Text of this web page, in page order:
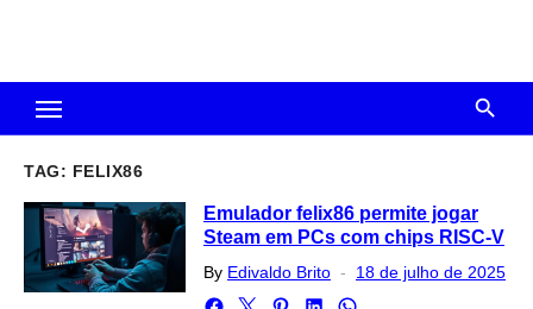
TAG: FELIX86
Emulador felix86 permite jogar
Steam em PCs com chips RISC-V
By Edivaldo Brito
Posted
18 de julho de 2025